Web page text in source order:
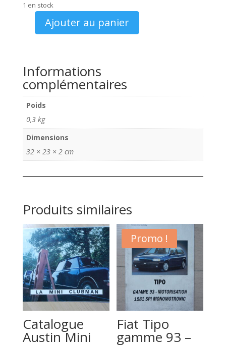
était :
10,00 €.
est :
8,00 €.
1 en stock
quantité
169
Renault
Floride
&
Gordini
1960
Ajouter au panier
Informations
complémentaires
Poids
0,3 kg
Dimensions
32 × 23 × 2 cm
Produits similaires
Catalogue
Austin Mini
Promo !
Fiat Tipo
gamme 93 –